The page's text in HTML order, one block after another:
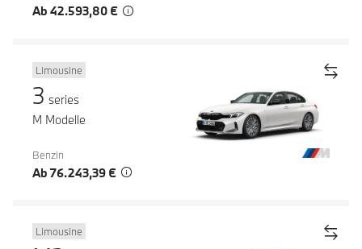
Ab 42.593,80 €
Limousine
3 series
M Modelle
Benzin
Ab 76.243,39 €
Limousine